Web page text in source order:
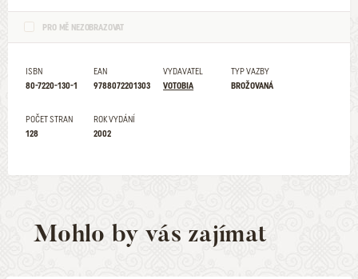
PRO MĚ NEZOBRAZOVAT
ISBN
80-7220-130-1
EAN
9788072201303
VYDAVATEL
VOTOBIA
TYP VAZBY
BROŽOVANÁ
POČET STRAN
128
ROK VYDÁNÍ
2002
Mohlo by vás zajímat